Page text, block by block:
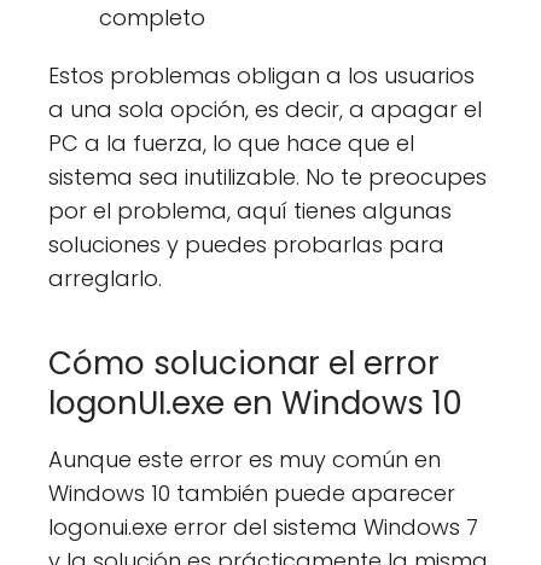
completo
Estos problemas obligan a los usuarios
a una sola opción, es decir, a apagar el
PC a la fuerza, lo que hace que el
sistema sea inutilizable. No te preocupes
por el problema, aquí tienes algunas
soluciones y puedes probarlas para
arreglarlo.
Cómo solucionar el error
logonUI.exe en Windows 10
Aunque este error es muy común en
Windows 10 también puede aparecer
logonui.exe error del sistema Windows 7